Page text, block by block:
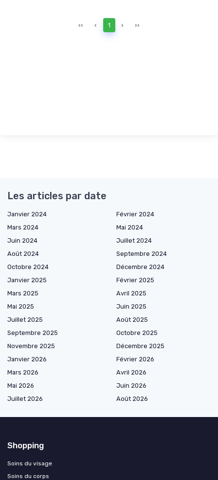
‹‹ ‹ 1 › ››
Les articles par date
Janvier 2024
Février 2024
Mars 2024
Mai 2024
Juin 2024
Juillet 2024
Août 2024
Septembre 2024
Octobre 2024
Décembre 2024
Janvier 2025
Février 2025
Mars 2025
Avril 2025
Mai 2025
Juin 2025
Juillet 2025
Août 2025
Septembre 2025
Octobre 2025
Novembre 2025
Décembre 2025
Janvier 2026
Février 2026
Mars 2026
Avril 2026
Mai 2026
Juin 2026
Juillet 2026
Août 2026
Shopping
Soins du visage
Soins du corps